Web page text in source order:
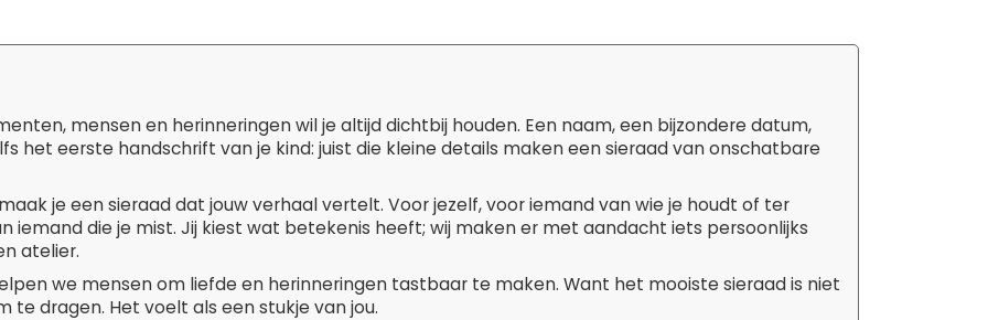
mensen en herinneringen wil je altijd dichtbij houden. Een naam, een bijzondere datum,
het eerste handschrift van je kind: juist die kleine details maken een sieraad van onschatbare
je een sieraad dat jouw verhaal vertelt. Voor jezelf, voor iemand van wie je houdt of ter
iemand die je mist. Jij kiest wat betekenis heeft; wij maken er met aandacht iets persoonlijks
atelier.
we mensen om liefde en herinneringen tastbaar te maken. Want het mooiste sieraad is niet
te dragen. Het voelt als een stukje van jou.